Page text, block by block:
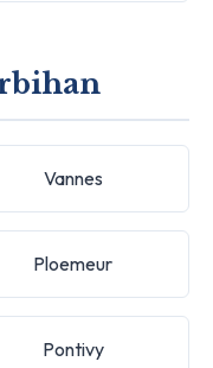
Vannes
Ploemeur
Pontivy